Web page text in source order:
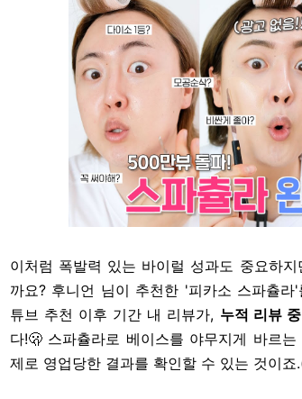
이처럼 폭발력 있는 바이럴 성과도 중요하
까요? 후니언 님이 추천한 '피카소 스파츌
튜브 추천 이후 기간 내 리뷰가, 누적 리뷰
다!🫢 스파츌라로 베이스를 야무지게 바르
제로 영업당한 결과를 확인할 수 있는 것이